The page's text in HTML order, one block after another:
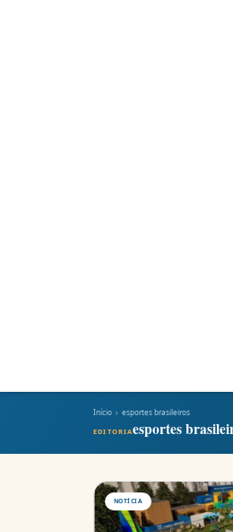
Início › esportes brasileiros
EDITORIAesportes
NOTÍCIA